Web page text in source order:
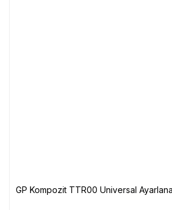
GP Kompozit TTR00 Universal